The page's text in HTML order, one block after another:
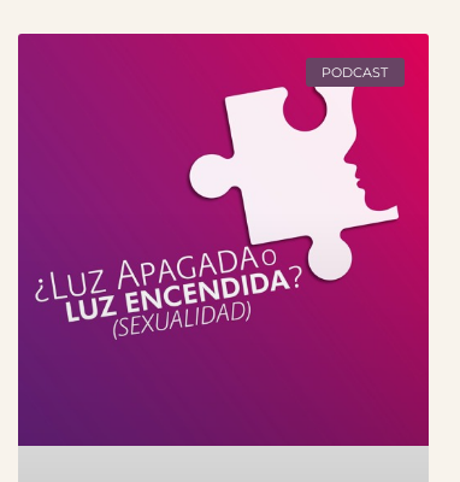
PODCAST